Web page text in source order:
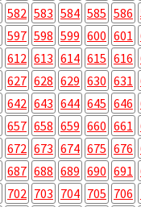
582 583 584 585 586
597 598 599 600 601
612 613 614 615 616
627 628 629 630 631
642 643 644 645 646
657 658 659 660 661
672 673 674 675 676
687 688 689 690 691
702 703 704 705 706